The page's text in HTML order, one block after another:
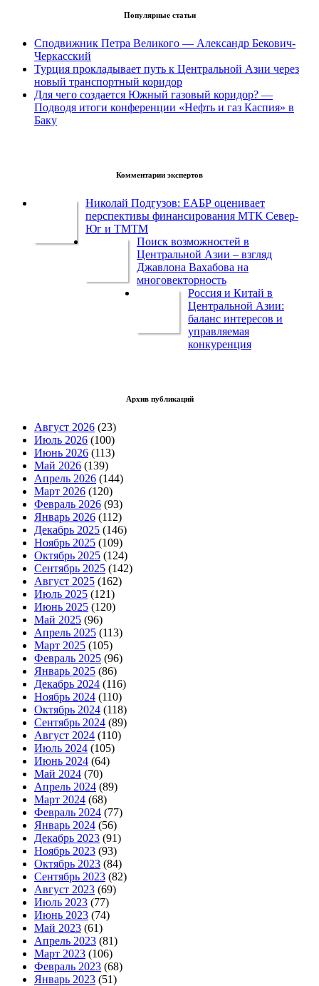
Популярные статьи
Сподвижник Петра Великого — Александр Бекович-
Черкасский
Турция прокладывает путь к Центральной Азии через
новый транспортный коридор
Для чего создается Южный газовый коридор? —
Подводя итоги конференции «Нефть и газ Каспия» в
Баку
Комментарии экспертов
Николай Подгузов: ЕАБР оценивает
перспективы финансирования МТК Север-
Юг и ТМТМ
Поиск возможностей в
Центральной Азии – взгляд
Джавлона Вахабова на
многовекторность
Россия и Китай в
Центральной Азии:
баланс интересов и
управляемая
конкуренция
Архив публикаций
Август 2026 (23)
Июль 2026 (100)
Июнь 2026 (113)
Май 2026 (139)
Апрель 2026 (144)
Март 2026 (120)
Февраль 2026 (93)
Январь 2026 (112)
Декабрь 2025 (146)
Ноябрь 2025 (109)
Октябрь 2025 (124)
Сентябрь 2025 (142)
Август 2025 (162)
Июль 2025 (121)
Июнь 2025 (120)
Май 2025 (96)
Апрель 2025 (113)
Март 2025 (105)
Февраль 2025 (96)
Январь 2025 (86)
Декабрь 2024 (116)
Ноябрь 2024 (110)
Октябрь 2024 (118)
Сентябрь 2024 (89)
Август 2024 (110)
Июль 2024 (105)
Июнь 2024 (64)
Май 2024 (70)
Апрель 2024 (89)
Март 2024 (68)
Февраль 2024 (77)
Январь 2024 (56)
Декабрь 2023 (91)
Ноябрь 2023 (93)
Октябрь 2023 (84)
Сентябрь 2023 (82)
Август 2023 (69)
Июль 2023 (77)
Июнь 2023 (74)
Май 2023 (61)
Апрель 2023 (81)
Март 2023 (106)
Февраль 2023 (68)
Январь 2023 (51)